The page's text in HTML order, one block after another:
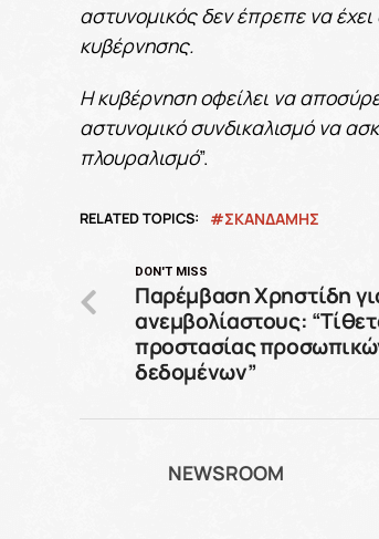
αστυνομικός δεν έπρεπε να
κυβέρνησης.
Η κυβέρνηση οφείλει να
αστυνομικό συνδικαλισμό να
πλουραλισμό”.
RELATED TOPICS: ΣΚΑΝΔΑΜΗΣ
DON'T MISS
Παρέμβαση Χρηστίδη
ανεμβολίαστους:
προστασίας
δεδομένων”
NEWSROOM